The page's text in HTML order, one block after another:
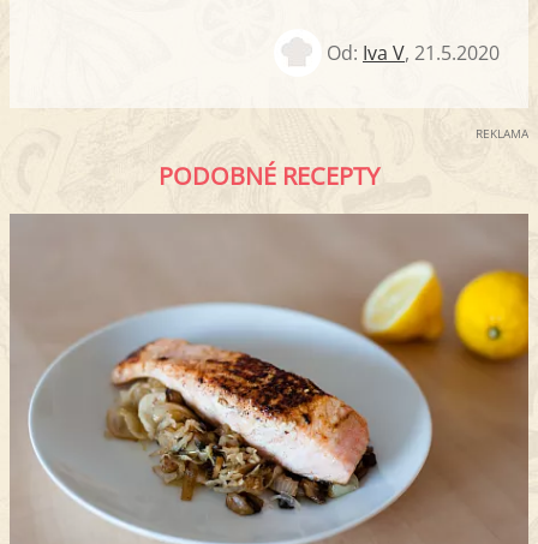
Od: Iva V, 21.5.2020
REKLAMA
PODOBNÉ RECEPTY